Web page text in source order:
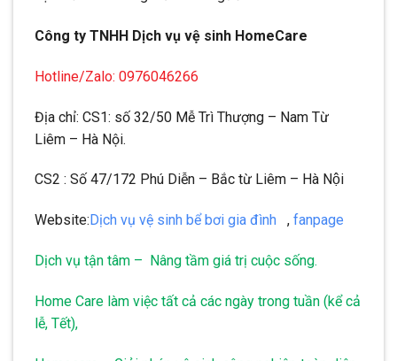
Công ty TNHH Dịch vụ vệ sinh HomeCare
Hotline/Zalo: 0976046266
Địa chỉ: CS1: số 32/50 Mễ Trì Thượng – Nam Từ
Liêm – Hà Nội.
CS2 : Số 47/172 Phú Diễn – Bắc từ Liêm – Hà Nội
Website: Dịch vụ vệ sinh bể bơi gia đình , fanpage
Dịch vụ tận tâm – Nâng tầm giá trị cuộc sống.
Home Care làm việc tất cả các ngày trong tuần (kể cả
lễ, Tết),